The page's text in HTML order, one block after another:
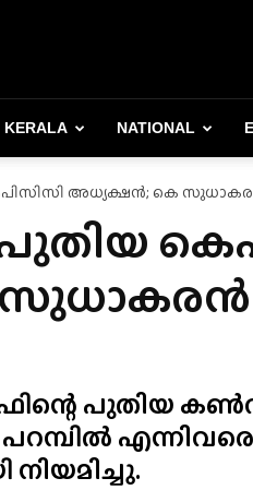
KERALA NATIONAL
അധ്യക്ഷൻ; കെ
പുതിയ